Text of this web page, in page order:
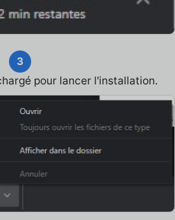
3
pour lancer l'installation.